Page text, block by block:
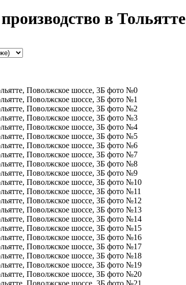
в Тольятте